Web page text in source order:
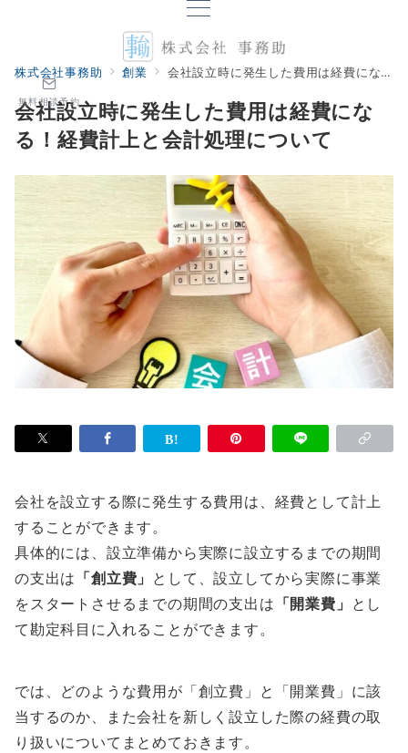
無料相談予約
株式会社事務助 創業 会社設立時に発生した費用は経費になる！経費計上と会計処理について
会社設立時に発生した費用は経費にな
る！経費計上と会計処理について
会社を設立する際に発生する費用は、経費として計上
することができます。
具体的には、設立準備から実際に設立するまでの期間
の支出は 「創立費」 として、設立してから実際に事業
をスタートさせるまでの期間の支出は 「開業費」 とし
て勘定科目に入れることができます。
では、どのような費用が「創立費」と「開業費」に該
当するのか、また会社を新しく設立した際の経費の取
り扱いについてまとめておきます。